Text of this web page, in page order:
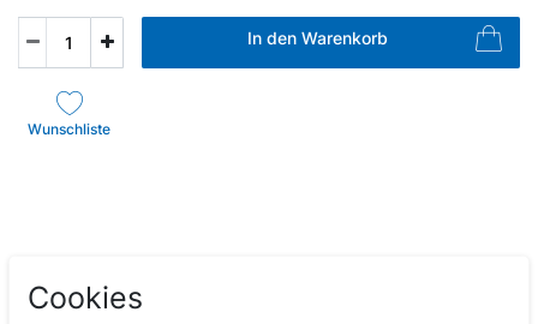
In den Warenkorb
Wunschliste
Beschreibung
Cookies